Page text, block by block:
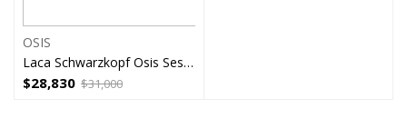
OSIS
Laca Schwarzkopf Osis Session Pequeña
$31,000
$28,830